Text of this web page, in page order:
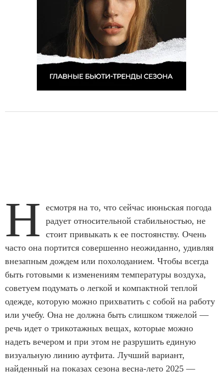
Н есмотря на то, что сейчас июньская погода
радует относительной стабильностью, не
стоит привыкать к ее постоянству. Очень
часто она портится совершенно неожиданно, удивляя
внезапным дождем или похолоданием. Чтобы всегда
быть готовыми к изменениям температуры воздуха,
советуем подумать о легкой и компактной теплой
одежде, которую можно прихватить с собой на работу
или учебу. Она не должна быть слишком тяжелой —
речь идет о трикотажных вещах, которые можно
надеть вечером и при этом не разрушить единую
визуальную линию аутфита. Лучший вариант,
найденный на показах сезона весна-лето 2025 —